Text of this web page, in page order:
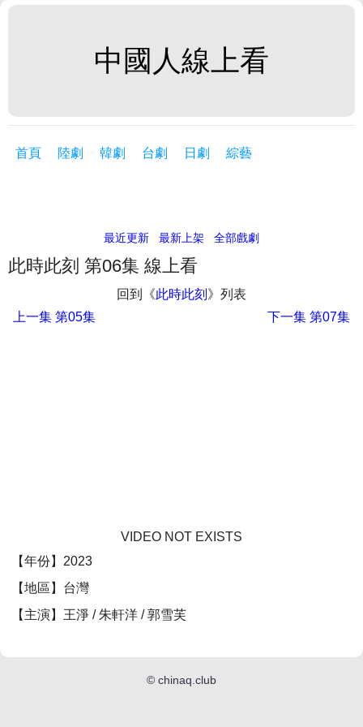
中國人線上看
首頁 陸劇 韓劇 台劇 日劇 綜藝
最近更新 最新上架 全部戲劇
此時此刻 第06集 線上看
回到《此時此刻 》列表
上一集 第05集 下一集第07集
VIDEO NOT EXISTS
【年份】2023
【地區】台灣
【主演】王淨 / 朱軒洋 / 郭雪芙
© chinaq.club